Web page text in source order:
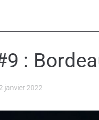
:
2 janvier 2022